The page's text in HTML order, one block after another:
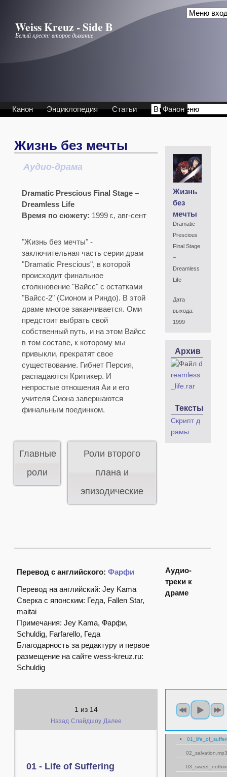
Weiss Kreuz - Side B
Белый крест: второе дыхание
Канон Энциклопедия Статьи Фанон
Жизнь без мечты
Аудио-драма
Dramatic Prescious Final Stage –
Dreamless Life
Время по сюжету: 1999 г., авг-сент
"Жизнь без мечты" -
заключительная часть серии драм
"Dramatic Prescious", в которой
происходит финальное
столкновение "Вайсс" с остатками
"Вайсс-2" (Сионом и Риндо). В этой
драме многое заканчивается. Оми
предстоит выбрать свой
собственный путь, и на этом Вайсс
в том составе, к которому мы
привыкли, прекратят свое
существование. Гибнет Персия,
распадаются Критикер. И
непростые отношения Аи и его
учителя Сиона завершаются
финальным поединком.
Главные
роли
Роли второго
плана и
эпизодические
Жизнь
без
мечты
Dramatic
Prescious
Final Stage
–
Dreamless
Life
Дата
выхода:
1999
Архив
d
reamless
_life.rar
Тексты
Скрипт д
рамы
Перевод с английского:Фарфи
Перевод на английский: Jey Kama
Сверка с японским: Геда, Fallen Star,
maitai
Примечания: Jey Kama, Фарфи,
Schuldig, Farfarello, Геда
Благодарность за редактуру и первое
размещение на сайте wess-kreuz.ru:
Schuldig
Аудио-
треки к
драме
1 из 14
Назад Слайдшоу Далее
01 - Life of Suffering